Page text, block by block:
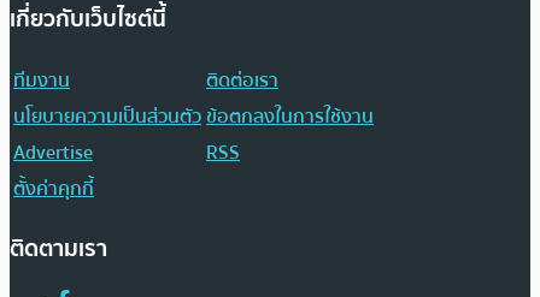
เกี่ยวกับเว็บไซต์นี้
ทีมงาน
ติดต่อเรา
นโยบายความเป็นส่วนตัวข้อตกลงในการใช้งาน
Advertise
RSS
ตั้งค่าคุกกี้
ติดตามเรา